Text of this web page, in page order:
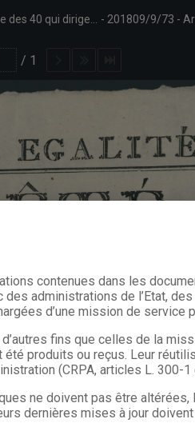
201809/9/73
/ 1
contenues dans les
administrations de l’Etat,
d’une mission de service
fins que celles de la
produits ou reçus. Leur
(CRPA, articles L. 300-1
ne doivent pas être altérées,
dernières mises à jour